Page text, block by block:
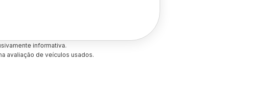
informativa.
avaliação de veículos usados.